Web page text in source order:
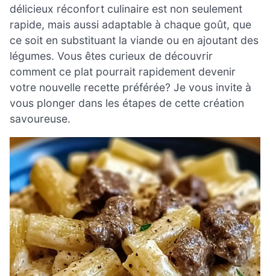
délicieux réconfort culinaire est non seulement
rapide, mais aussi adaptable à chaque goût, que
ce soit en substituant la viande ou en ajoutant des
légumes. Vous êtes curieux de découvrir
comment ce plat pourrait rapidement devenir
votre nouvelle recette préférée? Je vous invite à
vous plonger dans les étapes de cette création
savoureuse.